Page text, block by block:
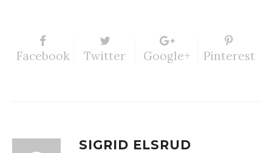
Facebook Twitter Google+ Pinterest
SIGRID ELSRUD